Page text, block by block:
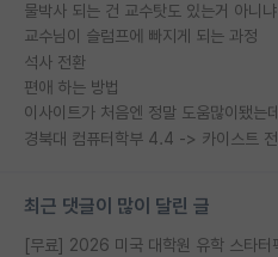
물박사 되는 건 교수탓도 있는거 아니냐
교수님이 슬럼프에 빠지게 되는 과정
석사 전환
편애 하는 방법
이사이트가 처음엔 정말 도움많이됐는데
최근 댓글이 많이 달린 글